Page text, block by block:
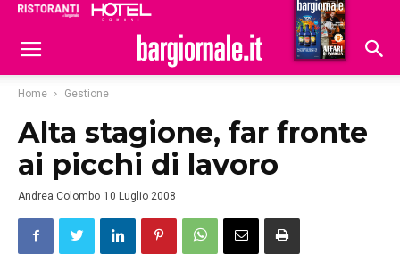
Hoteldomani
Home Gestione
Alta stagione, far fronte
ai picchi di lavoro
Andrea Colombo 10 Luglio 2008